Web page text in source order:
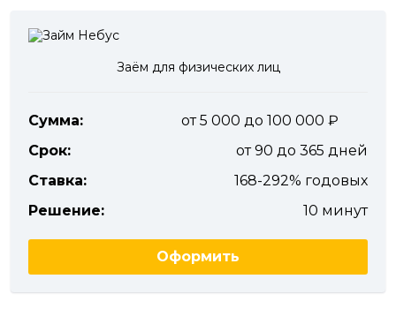
Заём для физических лиц
Сумма:
от 5 000 до 100 000
Срок:
от 90 до 365 дней
Ставка:
168-292% годовых
Решение:
10 минут
Оформить